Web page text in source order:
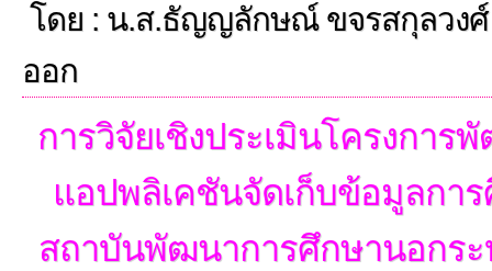
โดย : น.ส.ธัญญลักษณ์ ขจรสกุลวง
ออก
การวิจัยเชิงประเมินโครงการ
แอปพลิเคชันจัดเก็บข้อมูลกา
สถาบันพัฒนาการศึกษานอกร